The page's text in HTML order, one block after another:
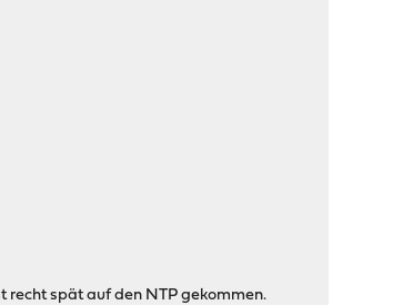
recht spät auf den NTP gekommen.